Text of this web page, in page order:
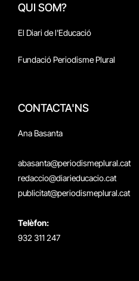
QUI SOM?
El Diari de l'Educació
Fundació Periodisme Plural
CONTACTA'NS
Ana Basanta
abasanta@periodismeplural.cat
redaccio@diarieducacio.cat
publicitat@periodismeplural.cat
Telèfon:
932 311 247